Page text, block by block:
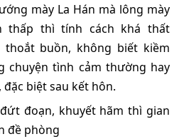
mày La Hán mà lông mày
thấp thì tính cách khá thất
buồn, không biết kiềm
chuyện tình cảm thường hay
biệt sau kết hôn.
đoạn, khuyết hãm thì gian
đề phòng